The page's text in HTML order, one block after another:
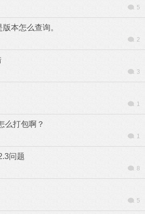
5
本怎么查询。
2
3
1
么打包啊？
1
问题
8
5